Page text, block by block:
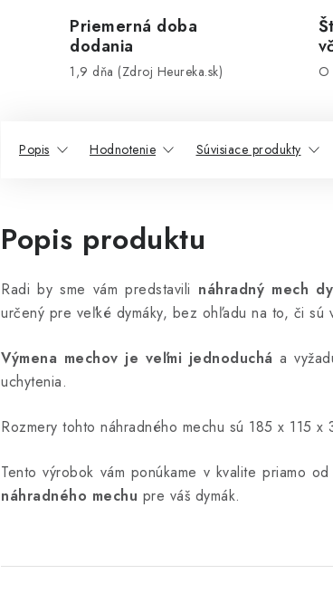
Priemerná doba
dodania
1,9 dňa (Zdroj Heureka.sk) O
Popis Hodnotenie Súvisiace produkty
Popis produktu
Radi by sme vám predstavili náhradný mech
určený pre veľké dymáky, bez ohľadu na to, či
Výmena mechov je veľmi jednoduchá a
uchytenia.
Rozmery tohto náhradného mechu sú 185 x 115
Tento výrobok vám ponúkame v kvalite priamo
náhradného mechu pre váš dymák.